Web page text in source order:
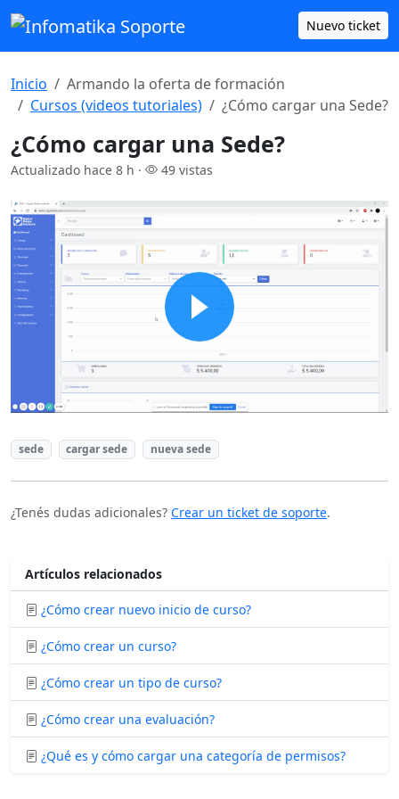
Nuevo ticket
Inicio
Armando la oferta de formación
Cursos (videos tutoriales)
¿Cómo cargar una Sede?
¿Cómo cargar una Sede?
Actualizado hace 8 h · 49 vistas
sede cargar sede nueva sede
¿Tenés dudas adicionales? Crear un ticket de soporte.
Artículos relacionados
¿Cómo crear nuevo inicio de curso?
¿Cómo crear un curso?
¿Cómo crear un tipo de curso?
¿Cómo crear una evaluación?
¿Qué es y cómo cargar una categoría de permisos?